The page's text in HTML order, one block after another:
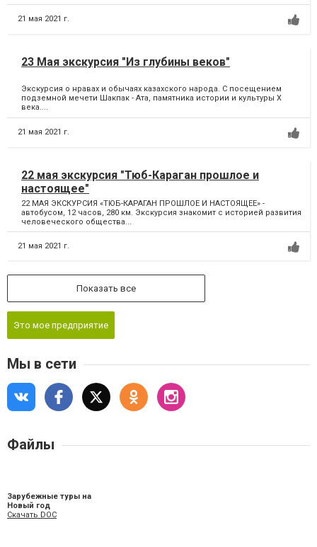
21 мая 2021 г.
23 Мая экскурсия "Из глубины веков"
Экскурсия о нравах и обычаях казахского народа. С посещением
подземной мечети Шакпак - Ата, памятника истории и культуры Х
века....
21 мая 2021 г.
22 мая экскурсия "Тюб-Караган прошлое и
настоящее"
22 МАЯ ЭКСКУРСИЯ «ТЮБ-КАРАГАН ПРОШЛОЕ И НАСТОЯЩЕЕ» -
автобусом, 12 часов, 280 км. Экскурсия знакомит с историей развития
человеческого общества...
21 мая 2021 г.
Показать все
Это мое предприятие
Мы в сети
Файлы
Зарубежные туры на
Новый год
Скачать DOC